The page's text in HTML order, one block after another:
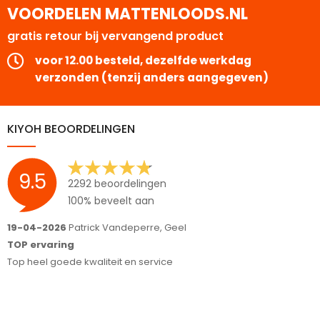
VOORDELEN MATTENLOODS.NL
gratis retour bij vervangend product
voor 12.00 besteld, dezelfde werkdag
verzonden (tenzij anders aangegeven)
KIYOH BEOORDELINGEN
9.5
2292 beoordelingen
100% beveelt aan
16-04-2026Hoveniers Arjo B.V., Garderen-Ermelo
Meedenken in je wensen en correct alle afspraken
nakomen;)